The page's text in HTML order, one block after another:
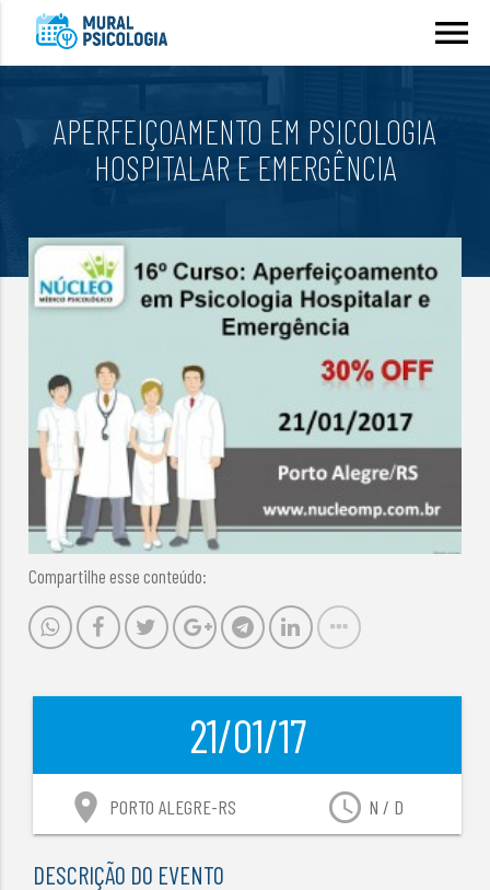
menu
APERFEIÇOAMENTO EM PSICOLOGIA
HOSPITALAR E EMERGÊNCIA
Compartilhe esse conteúdo:
21/01/17
access_time N / D
location_on PORTO ALEGRE-RS
DESCRIÇÃO DO EVENTO